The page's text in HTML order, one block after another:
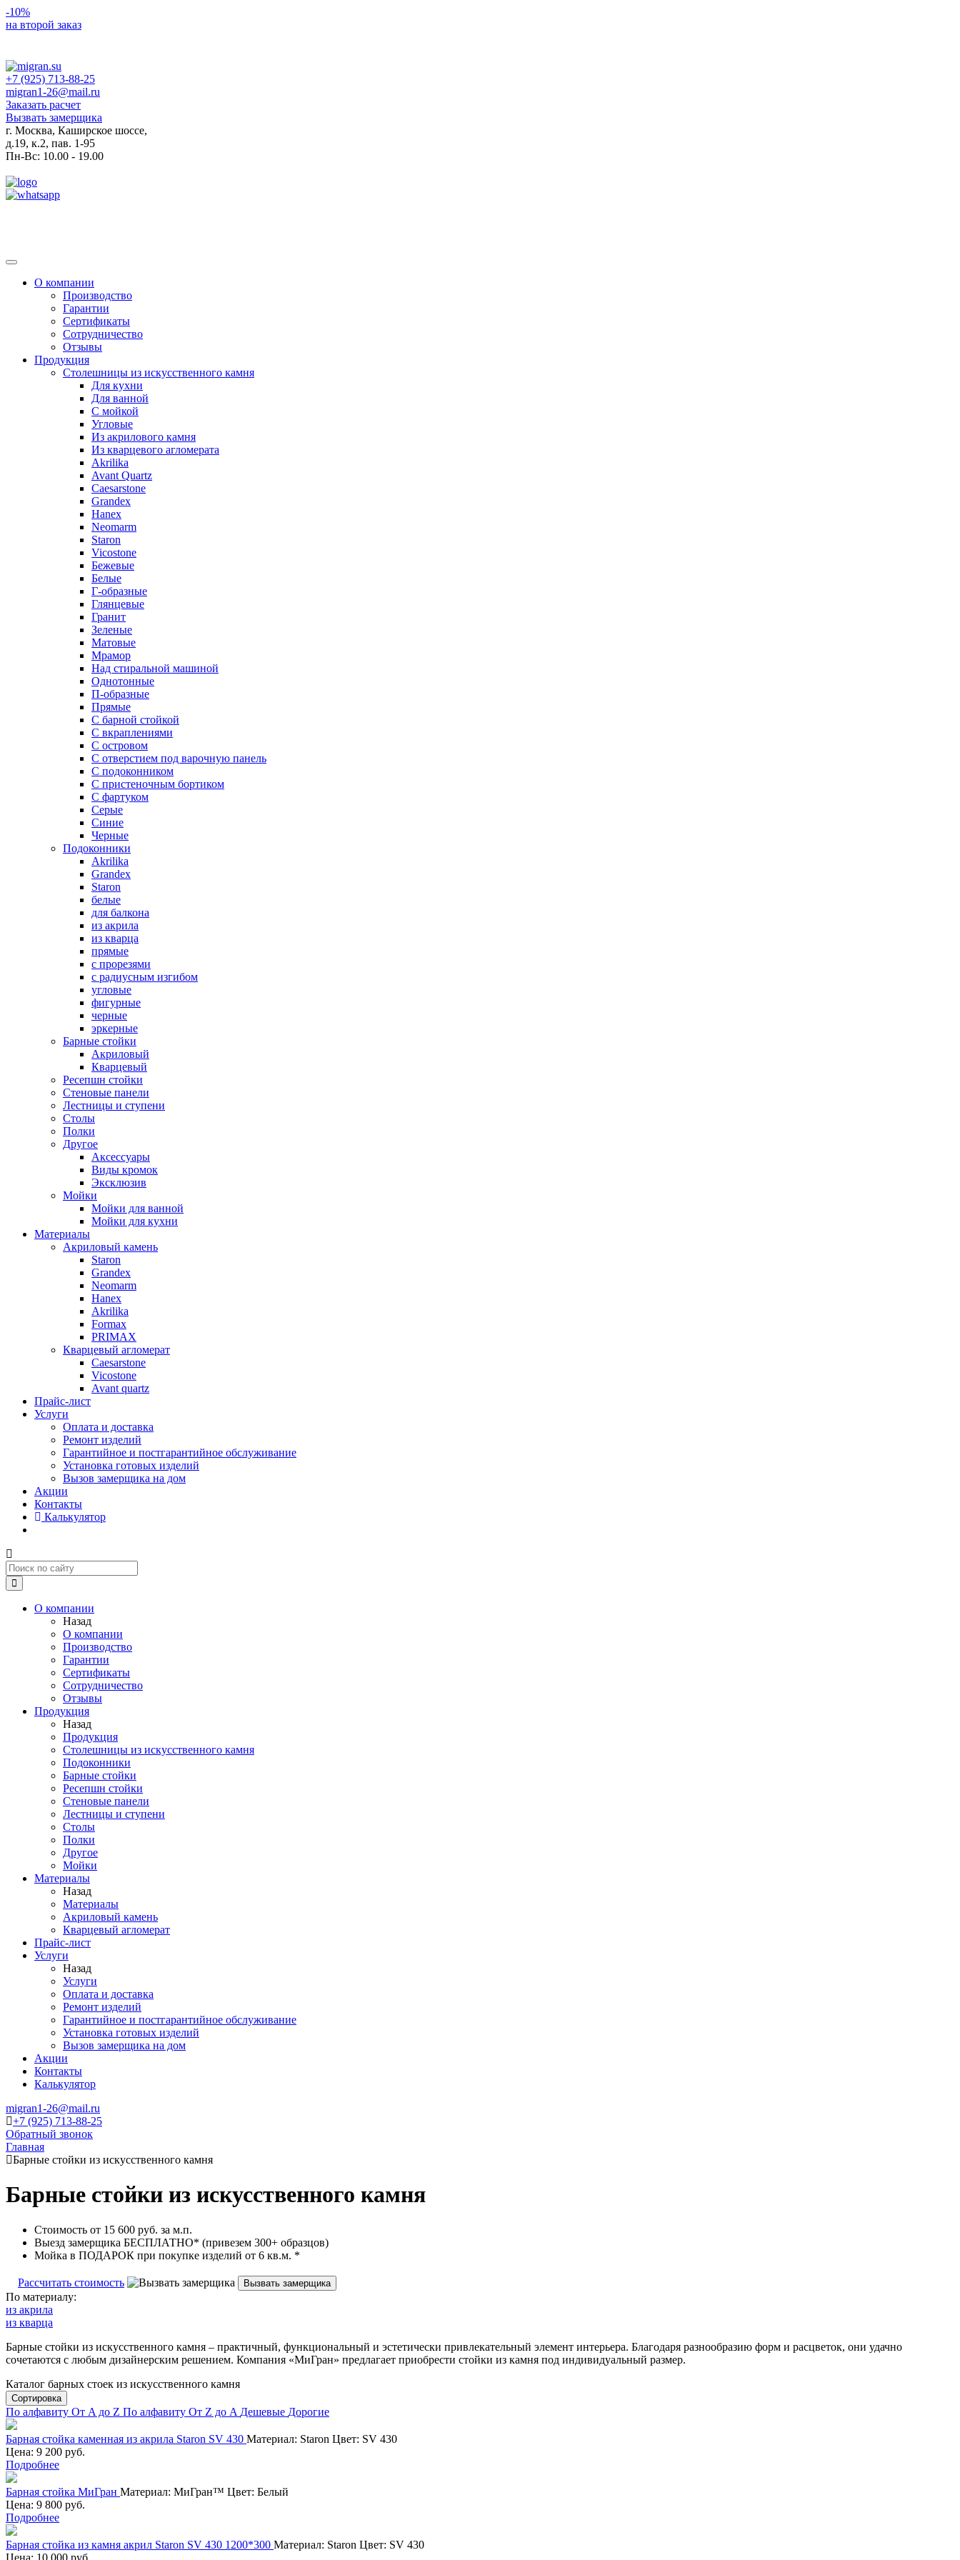
-10%
на второй заказ
+7 (925) 713-88-25
migran1-26@mail.ru
Заказать расчет
Вызвать замерщика
г. Москва, Каширское шоссе,
д.19, к.2, пав. 1-95
Пн-Вс: 10.00 - 19.00
Toggle
navigationО компании
Производство
Гарантии
Сертификаты
Сотрудничество
Отзывы
Продукция
Столешницы из искусственного камня
Для кухни
Для ванной
С мойкой
Угловые
Из акрилового камня
Из кварцевого агломерата
Akrilika
Avant Quartz
Caesarstone
Grandex
Hanex
Neomarm
Staron
Vicostone
Бежевые
Белые
Г-образные
Глянцевые
Гранит
Зеленые
Матовые
Мрамор
Над стиральной машиной
Однотонные
П-образные
Прямые
С барной стойкой
С вкраплениями
С островом
С отверстием под варочную панель
С подоконником
С пристеночным бортиком
С фартуком
Серые
Синие
Черные
Подоконники
Akrilika
Grandex
Staron
белые
для балкона
из акрила
из кварца
прямые
с прорезями
с радиусным изгибом
угловые
фигурные
черные
эркерные
Барные стойки
Акриловый
Кварцевый
Ресепшн стойки
Стеновые панели
Лестницы и ступени
Столы
Полки
Другое
Аксессуары
Виды кромок
Эксклюзив
Мойки
Мойки для ванной
Мойки для кухни
Материалы
Акриловый камень
Staron
Grandex
Neomarm
Hanex
Akrilika
Formax
PRIMAX
Кварцевый агломерат
Caesarstone
Vicostone
Avant quartz
Прайс-лист
Услуги
Оплата и доставка
Ремонт изделий
Гарантийное и постгарантийное обслуживание
Установка готовых изделий
Вызов замерщика на дом
Акции
Контакты
Калькулятор
О компании
Назад
О компании
Производство
Гарантии
Сертификаты
Сотрудничество
Отзывы
Продукция
Назад
Продукция
Столешницы из искусственного камня
Подоконники
Барные стойки
Ресепшн стойки
Стеновые панели
Лестницы и ступени
Столы
Полки
Другое
Мойки
Материалы
Назад
Материалы
Акриловый камень
Кварцевый агломерат
Прайс-лист
Услуги
Назад
Услуги
Оплата и доставка
Ремонт изделий
Гарантийное и постгарантийное обслуживание
Установка готовых изделий
Вызов замерщика на дом
Акции
Контакты
Калькулятор
migran1-26@mail.ru
+7 (925) 713-88-25
Обратный звонок
Главная
Барные стойки из искусственного камня
Барные стойки из искусственного камня
Стоимость от 15 600 руб. за м.п.
Выезд замерщика БЕСПЛАТНО* (привезем 300+ образцов)
Мойка в ПОДАРОК при покупке изделий от 6 кв.м. *
Рассчитать стоимость
По материалу:
из акрила
из кварца
Барные стойки из искусственного камня – практичный, функциональный и эстетически привлекательный элемент интерьера. Благодаря разнообразию форм и расцветок, они удачно
сочетаются с любым дизайнерским решением. Компания «МиГран» предлагает приобрести стойки из камня под индивидуальный размер.
Каталог барных стоек из искусственного камня
Сортировка
По алфавиту От A до Z По алфавиту От Z до A Дешевые Дорогие
Барная стойка каменная из акрила Staron SV 430 Материал: Staron Цвет: SV 430
Цена: 9 200 руб.
Подробнее
Барная стойка МиГран Материал: МиГран™ Цвет: Белый
Цена: 9 800 руб.
Подробнее
Барная стойка из камня акрил Staron SV 430 1200*300 Материал: Staron Цвет: SV 430
Цена: 10 000 руб.